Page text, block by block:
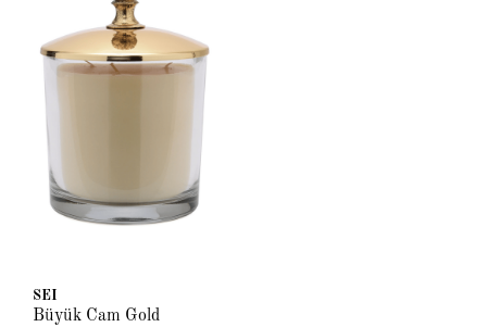
SEI
Büyük Cam Gold